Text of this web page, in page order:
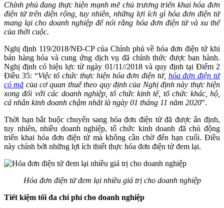
Chính phủ đang thực hiện mạnh mẽ chủ trương triển khai hóa đơn
điện tử trên diện rộng, tuy nhiên, những lợi ích gì hóa đơn điện tử
mang lại cho doanh nghiệp để nói rằng hóa đơn điện tử và xu thế
của thời cuộc.
Nghị định 119/2018/NĐ-CP của Chính phủ về hóa đơn điện tử khi
bán hàng hóa và cung ứng dịch vụ đã chính thức được ban hành.
Nghị định có hiệu lực từ ngày 01/11//2018 và quy định tại Điểm 2
Điều 35: “Việc tổ chức thực hiện hóa đơn điện tử, hóa đơn điện tử
có mã của cơ quan thuế theo quy định của Nghị định này thực hiện
xong đối với các doanh nghiệp, tổ chức kinh tế, tổ chức khác, hộ,
cá nhân kinh doanh chậm nhất là ngày 01 tháng 11 năm 2020”.
Thời hạn bắt buộc chuyển sang hóa đơn điện tử đã được ấn định,
tuy nhiên, nhiều doanh nghiệp, tổ chức kinh doanh đã chủ động
triển khai hóa đơn điện tử mà không cần chờ đến hạn cuối. Điều
này chính bởi những lợi ích thiết thực hóa đơn điện tử đem lại.
Hóa đơn điện tử đem lại nhiều giá trị cho doanh nghiệp
Tiết kiệm tối đa chi phí cho doanh nghiệp